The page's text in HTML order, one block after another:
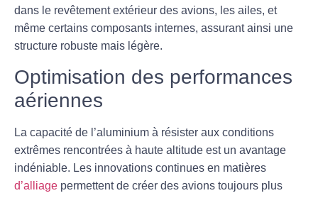
dans le revêtement extérieur des avions, les ailes, et
même certains composants internes, assurant ainsi une
structure robuste mais légère.
Optimisation des performances
aériennes
La capacité de l’aluminium à résister aux conditions
extrêmes rencontrées à haute altitude est un avantage
indéniable. Les innovations continues en matières
d’alliage permettent de créer des avions toujours plus